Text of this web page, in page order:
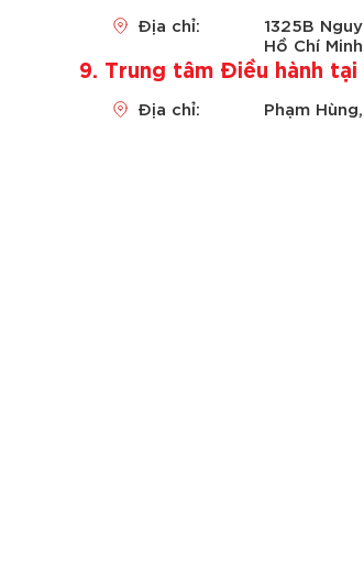
Địa chỉ:
1325B
Hồ Chí Minh
9. Trung tâm Điều hành
Địa chỉ: Phạm